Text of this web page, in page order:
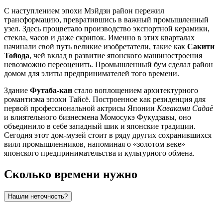
С наступлением эпохи Мэйдзи район пережил
трансформацию, превратившись в важный промышленный
узел. Здесь процветало производство экспортной керамики,
стекла, часов и даже скрипок. Именно в этих кварталах
начинали свой путь великие изобретатели, такие как Сакити
Тойода, чей вклад в развитие японского машиностроения
невозможно переоценить. Промышленный бум сделал район
домом для элиты предпринимателей того времени.
Здание Футаба-кан стало воплощением архитектурного
романтизма эпохи Тайсё. Построенное как резиденция для
первой профессиональной актрисы Японии Каваками Садаё
и влиятельного бизнесмена Момосукэ Фукудзавы, оно
объединило в себе западный шик и японские традиции.
Сегодня этот дом-музей стоит в ряду других сохранившихся
вилл промышленников, напоминая о «золотом веке»
японского предпринимательства и культурного обмена.
Сколько времени нужно
Нашли неточность?